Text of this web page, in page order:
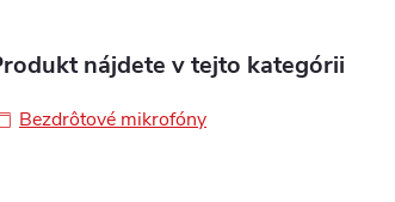
nájdete v tejto kategórii
Bezdrôtové mikrofóny